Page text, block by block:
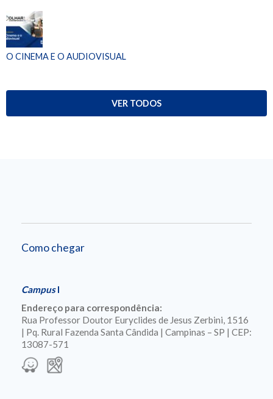
O CINEMA E O AUDIOVISUAL
VER TODOS
Como chegar
CampusI
Endereço para correspondência:
Rua Professor Doutor Euryclides de Jesus Zerbini, 1516
| Pq. Rural Fazenda Santa Cândida | Campinas – SP | CEP:
13087-571